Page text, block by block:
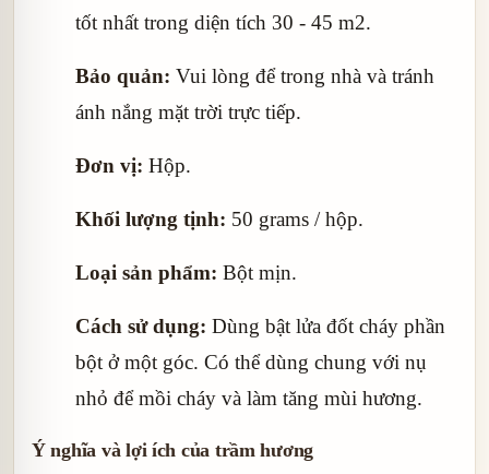
tốt nhất trong diện tích 30 - 45 m2.
Bảo quản: Vui lòng để trong nhà và tránh
ánh nắng mặt trời trực tiếp.
Đơn vị: Hộp.
Khối lượng tịnh: 50 grams / hộp.
Loại sản phẩm: Bột mịn.
Cách sử dụng: Dùng bật lửa đốt cháy phần
bột ở một góc. Có thể dùng chung với nụ
nhỏ để mồi cháy và làm tăng mùi hương.
Ý nghĩa và lợi ích của trầm hương